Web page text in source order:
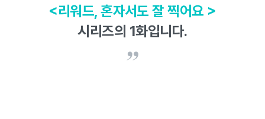
<리워드, 혼자서도 잘 찍어요 >
시리즈의 1화입니다.